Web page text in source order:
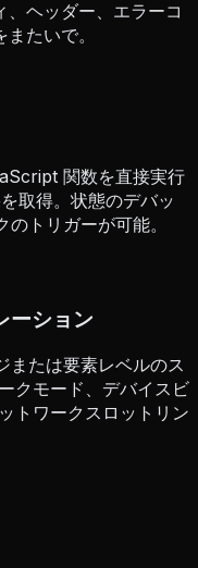
ヘッダー、エラーコ
たいで。
関数を直接実行
取得。状態のデバッ
トリガーが可能。
ーション
たは要素レベルのス
クモード、デバイスビ
トワークスロットリン